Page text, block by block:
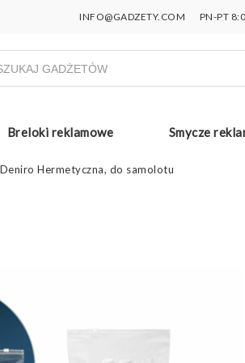
INFO@GADZETY.COM PN-PT
Breloki reklamowe Smycze
Hermetyczna, do samolotu